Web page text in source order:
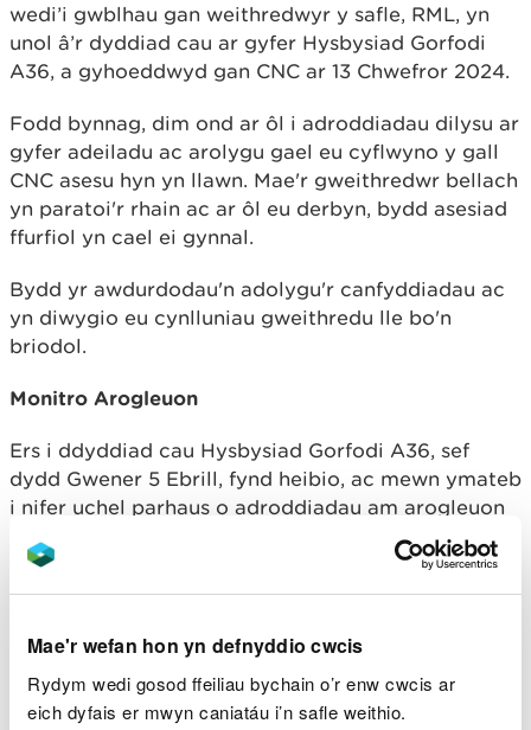
Mae'r wefan hon yn defnyddio cwcis
Rydym wedi gosod ffeiliau bychain o’r enw cwcis ar
eich dyfais er mwyn caniatáu i’n safle weithio.
wedi’i gwblhau gan weithredwyr y safle, RML, yn
unol â’r dyddiad cau ar gyfer Hysbysiad Gorfodi
A36, a gyhoeddwyd gan CNC ar 13 Chwefror 2024.
Fodd bynnag, dim ond ar ôl i adroddiadau dilysu ar
gyfer adeiladu ac arolygu gael eu cyflwyno y gall
CNC asesu hyn yn llawn. Mae'r gweithredwr bellach
yn paratoi'r rhain ac ar ôl eu derbyn, bydd asesiad
ffurfiol yn cael ei gynnal.
Bydd yr awdurdodau'n adolygu'r canfyddiadau ac
yn diwygio eu cynlluniau gweithredu lle bo'n
briodol.
Monitro Arogleuon
Ers i ddyddiad cau Hysbysiad Gorfodi A36, sef
dydd Gwener 5 Ebrill, fynd heibio, ac mewn ymateb
i nifer uchel parhaus o adroddiadau am arogleuon
gan y gymuned leol, cynyddodd CNC a CSP waith
monitro arogleuon mewn ardaloedd preswyl dros y
penwythnos ac i mewn i’r wythnos hon.
Mae ardaloedd posibl eraill ar y safle y gallai
arogleuon fod yn dod ohonynt wedi'u nodi ac
mae'r datganiad gan y
cwmni
a gyhoeddwyd ar 9